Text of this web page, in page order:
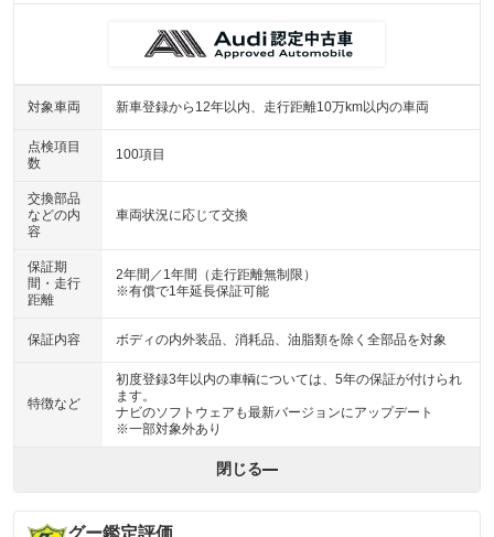
対象車両 新車登録から12年以内、走行距離10万km以内の車両
点検項目
数
100項目
交換部品
などの内
容
車両状況に応じて交換
保証期
間・走行
距離
2年間／1年間（走行距離無制限）
※有償で1年延長保証可能
保証内容 ボディの内外装品、消耗品、油脂類を除く全部品を対象
特徴など
初度登録3年以内の車輌については、5年の保証が付けられ
ます。
ナビのソフトウェアも最新バージョンにアップデート
※一部対象外あり
閉じる
グー鑑定評価